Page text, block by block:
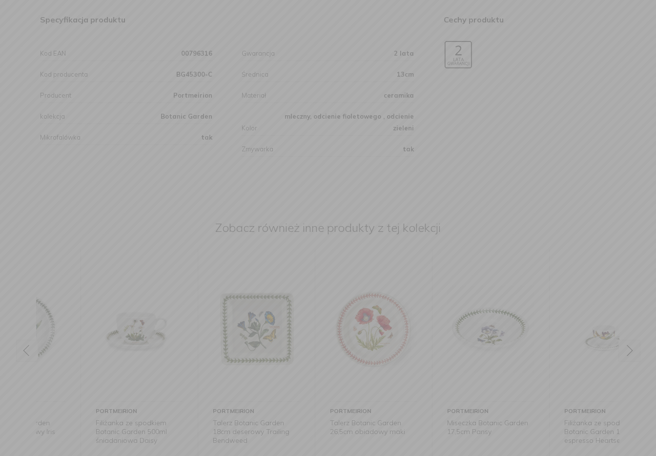
Specyfikacja produktu
Kod EAN 00796316
Kod producenta BG45300-C
Producent Portmeirion
kolekcja Botanic Garden
Mikrofalówka tak
Gwarancja 2 lata
Średnica 13cm
Materiał ceramika
Kolor
mleczny, odcienie fioletowego , odcienie
zieleni
Zmywarka tak
Cechy produktu
Zobacz również inne produkty z tej kolekcji
Filiżanka ze spodkiem
Botanic Garden 500ml
śniadaniowa Daisy
Talerz Botanic Garden
18cm deserowy Trailing
Talerz Botanic Garden
26,5cm obiadowy maki
Miseczka Botanic Garden
17,5cm Pansy
Filiżanka ze spodkiem
Botanic Garden 100ml do
espresso Heartsease